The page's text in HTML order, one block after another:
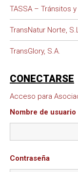
TASSA – Tránsitos
TransNatur Norte,
TransGlory, S.A.
CONECTARSE
Acceso para
Nombre de usuario
Contraseña